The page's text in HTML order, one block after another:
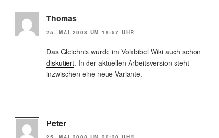
Thomas
25. MAI 2008 UM 19:57 UHR
Das Gleichnis wurde im Volxbibel Wiki auch schon
diskutiert. In der aktuellen Arbeitsversion steht
inzwischen eine neue Variante.
Peter
25. MAI 2008 UM 20:20 UHR